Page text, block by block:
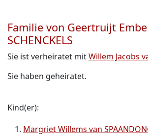
Familie von Geertruijt
SCHENCKELS
Sie ist verheiratet mitWillem Jacobs
Sie haben geheiratet.
Kind(er):
Margriet Willems van